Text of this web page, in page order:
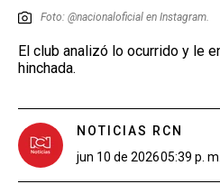
Foto: @nacionaloficial en Instagram.
El club analizó lo ocurrido y le
hinchada.
NOTICIAS RCN
jun 10 de 202605:39 p. m.